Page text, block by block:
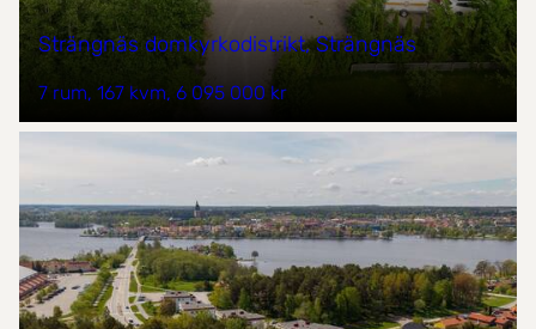
Strängnäs domkyrkodistrikt, Strängnäs
7 rum 167 kvm 6 095 000 kr